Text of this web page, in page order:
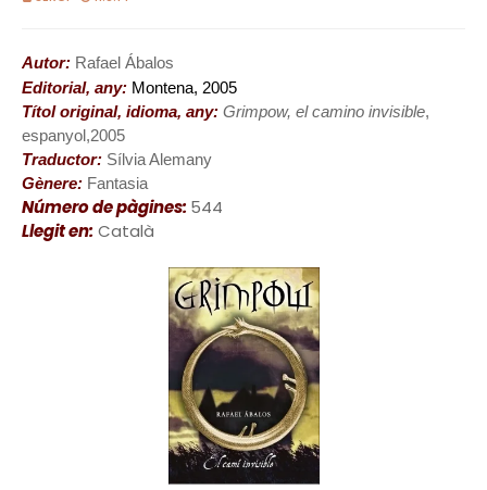
Autor: Rafael Ábalos
Editorial, any: Montena, 2005
Títol original, idioma, any: Grimpow, el camino invisible,
espanyol,2005
Traductor: Sílvia Alemany
Gènere: Fantasia
Número de pàgines: 544
Llegit en: Català